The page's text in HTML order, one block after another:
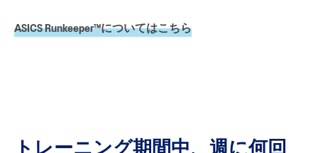
ASICS Runkeeper™についてはこちら